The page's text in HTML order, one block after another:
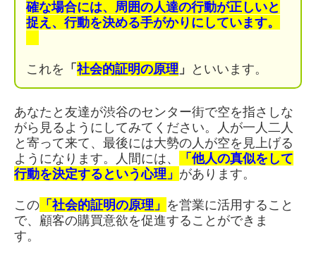
確な場合には、周囲の人達の行動が正しいと
捉え、行動を決める手がかりにしています。
これを 「 社会的証明の原理 」 といいます。
あなたと友達が渋谷のセンター街で空を指さしな
がら見るようにしてみてください。人が一人二人
と寄って来て、最後には大勢の人が空を見上げる
ようになります。人間には、
「他人の真似をして
行動を決定するという心理」 があります。
この 「社会的証明の原理」 を営業に活用すること
で、顧客の購買意欲を促進することができま
す。